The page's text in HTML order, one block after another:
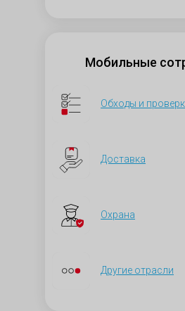
Мобильные
Обходы и
Охрана
Другие отрасли
Доставка